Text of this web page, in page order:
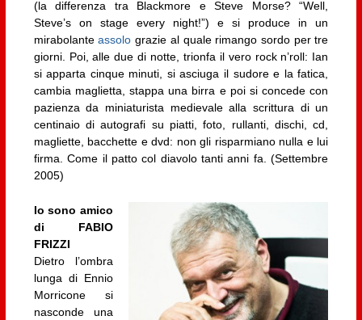
(la differenza tra Blackmore e Steve Morse? “Well,
Steve’s on stage every night!”) e si produce in un
mirabolanteassolo grazie al quale rimango sordo per tre
giorni. Poi, alle due di notte, trionfa il vero rock n’roll: Ian
si apparta cinque minuti, si asciuga il sudore e la fatica,
cambia maglietta, stappa una birra e poi si concede con
pazienza da miniaturista medievale alla scrittura di un
centinaio di autografi su piatti, foto, rullanti, dischi, cd,
magliette, bacchette e dvd: non gli risparmiano nulla e lui
firma. Come il patto col diavolo tanti anni fa. (Settembre
2005)
Io sono amico
di FABIO
FRIZZI
Dietro l’ombra
lunga di Ennio
Morricone si
nasconde una